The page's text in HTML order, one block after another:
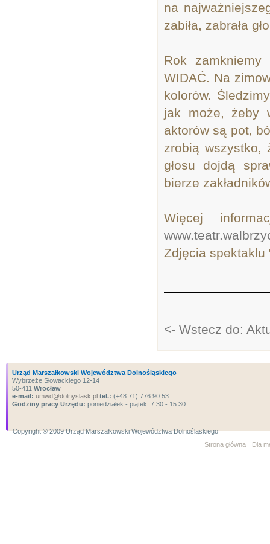
na
zabiła, zabrała
Rok zamkniemy
WIDAĆ. Na
kolorów.
jak może, żeby
aktorów są pot,
zrobią wszystko,
głosu dojdą
bierze
Więcej
Zdjęcia spektaklu
<- Wstecz do:
Urząd Marszałkowski Województwa Dolnośląskiego
Wybrzeże Słowackiego 12-14
50-411 Wrocław
e-mail: umwd@dolnyslask.pl tel.: (+48 71) 776 90 53
Godziny pracy Urzędu: poniedziałek - piątek: 7.30 - 15.30
Copyright ® 2009 Urząd Marszałkowski Województwa Dolnośląskiego
Strona główna
Dla